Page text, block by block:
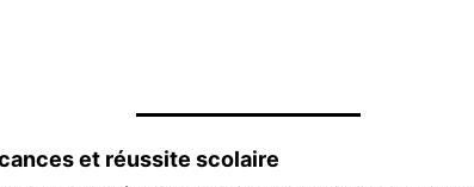
et réussite scolaire